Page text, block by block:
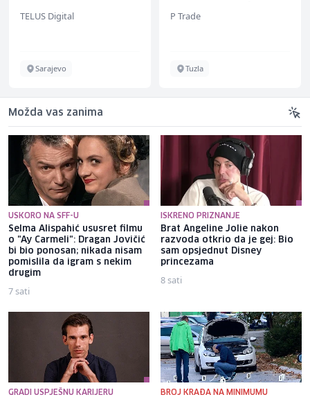
P Trade
Tuzla
Mesna Industrija Gora
Sarajevo
Možda vas zanima
USKORO NA SFF-U
Selma Alispahić ususret filmu
o "Ay Carmeli": Dragan Jovičić
bi bio ponosan; nikada nisam
pomislila da igram s nekim
drugim
7 sati
ISKRENO PRIZNANJE
Brat Angeline Jolie nakon
razvoda otkrio da je gej: Bio
sam opsjednut Disney
princezama
8 sati
GRADI USPJEŠNU KARIJERU BROJ KRAĐA NA MINIMUMU